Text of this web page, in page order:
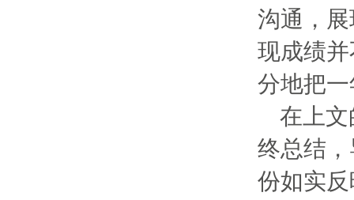
沟通，
现成绩
分地把
在上
终总结
份如实